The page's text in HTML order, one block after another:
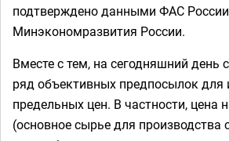
подтверждено данными ФАС
Минэкономразвития России.
Вместе с тем, на сегодняшний день
ряд объективных предпосылок для
предельных цен. В частности, цена
(основное сырье для производства